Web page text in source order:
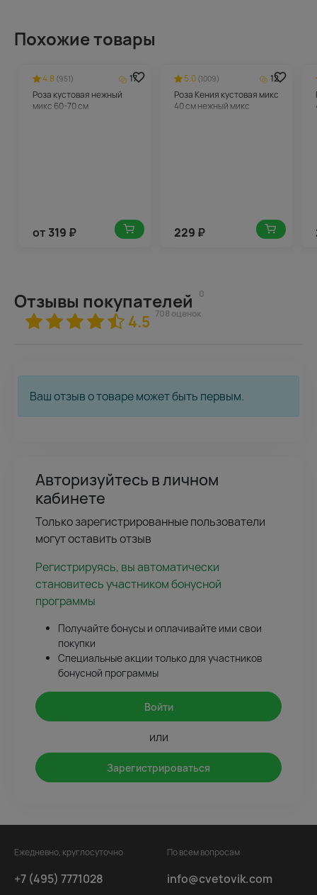
Похожие товары
4.8 (951)
17
Роза кустовая нежный
микс 60-70 см
от 319 ₽
5.0 (1009)
12
Роза Кения кустовая микс
40 см нежный микс
229 ₽
Отзывы покупателей 0
4.5 708 оценок
Ваш отзыв о товаре может быть первым.
Авторизуйтесь в личном
кабинете
Только зарегистрированные пользователи
могут оставить отзыв
Регистрируясь, вы автоматически
становитесь участником бонусной
программы
Получайте бонусы и оплачивайте ими свои
покупки
Специальные акции только для участников
бонусной программы
Войти
или
Зарегистрироваться
Ежедневно, круглосуточно
+7 (495) 7771028
По всем вопросам
info@cvetovik.com